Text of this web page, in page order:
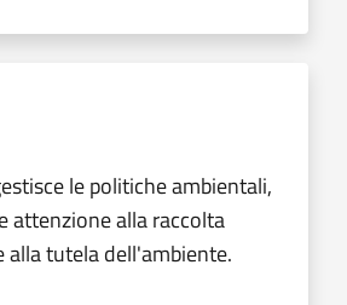
le politiche ambientali,
attenzione alla raccolta
alla tutela dell'ambiente.